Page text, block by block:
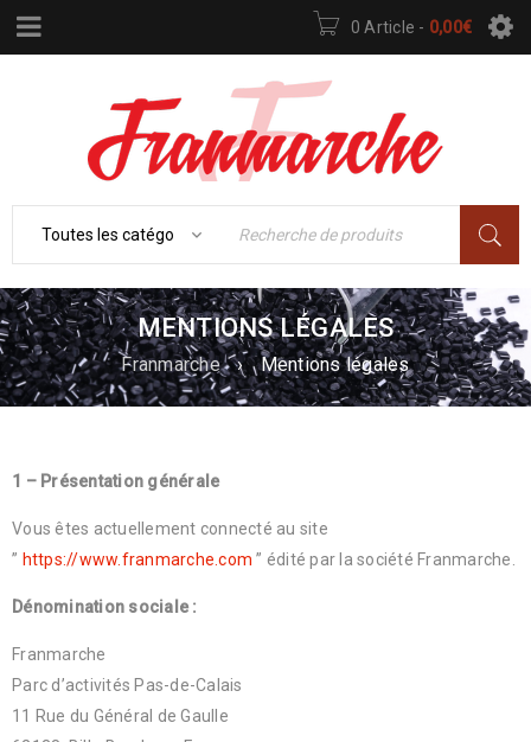
0 Article - 0,00€
MENTIONS LÉGALES
Franmarche › Mentions légales
1 – Présentation générale
Vous êtes actuellement connecté au site
” https://www.franmarche.com ” édité par la société Franmarche.
Dénomination sociale :
Franmarche
Parc d’activités Pas-de-Calais
11 Rue du Général de Gaulle